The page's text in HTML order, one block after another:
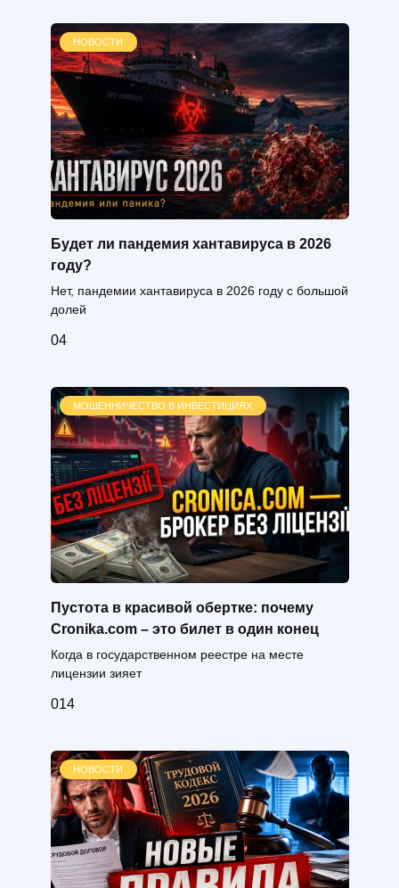
НОВОСТИ
Будет ли пандемия хантавируса в 2026
году?
Нет, пандемии хантавируса в 2026 году с большой
долей
04
МОШЕННИЧЕСТВО В ИНВЕСТИЦИЯХ
Пустота в красивой обертке: почему
Cronika.com – это билет в один конец
Когда в государственном реестре на месте
лицензии зияет
014
НОВОСТИ